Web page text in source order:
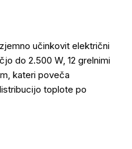
učinkovit električni
do 2.500 W, 12 grelnimi
kateri poveča
toplote po